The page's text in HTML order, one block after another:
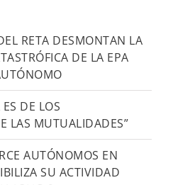
RETA DESMONTAN LA
DE LA EPA
DE LOS
LAS MUTUALIDADES”
AUTÓNOMOS EN
SU ACTIVIDAD